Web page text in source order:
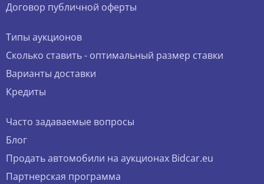
Договор публичной оферты
Типы аукционов
Сколько ставить - оптимальный размер ставки
Варианты доставки
Кредиты
Часто задаваемые вопросы
Блог
Продать автомобили на аукционах Bidcar.eu
Партнерская программа